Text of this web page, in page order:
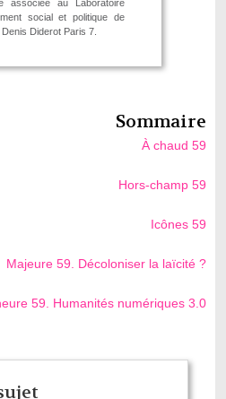
associée au Laboratoire
social et politique de
Denis Diderot Paris 7.
Sommaire
À chaud 59
Hors-champ 59
Icônes 59
Majeure 59. Décoloniser la laïcité ?
59. Humanités numériques 3.0